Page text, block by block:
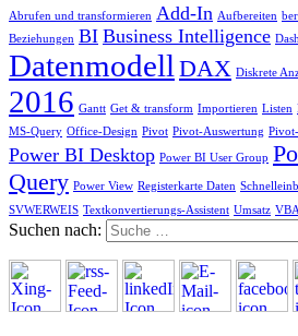
Abrufen und transformieren Add-In Aufbereiten
Beziehungen BI Business Intelligence
Datenmodell DAX Diskrete
2016 Gantt Get & transform Importieren Listen
MS-Query Office-Design Pivot Pivot-Auswertung
Power BI Desktop Power BI User Group
Query Power View Registerkarte Daten
SVWERWEIS Textkonvertierungs-Assistent Umsatz VBA
Suchen nach: